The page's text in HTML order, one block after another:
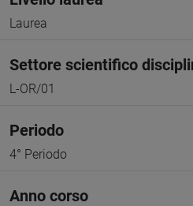
Laurea
Settore scientifico
L-OR/01
Periodo
4° Periodo
Anno corso